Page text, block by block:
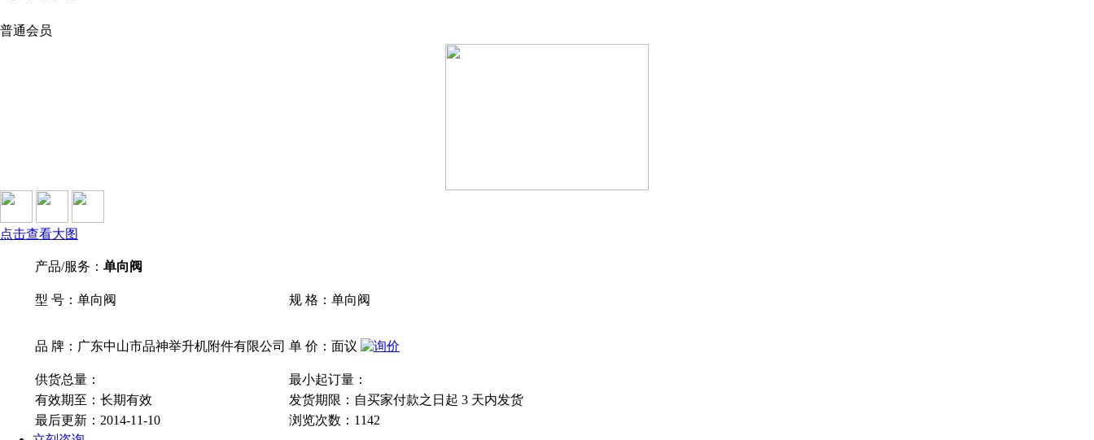
普通会员
点击查看大图
产品/服务： 单向阀
型 号：单向阀 规 格：单向阀
品 牌：广东中山市品神举升机附件有限公司 单 价：面议
供货总量：
最小起订量：
有效期至：长期有效
发货期限：自买家付款之日起 3 天内发货
最后更新：2014-11-10
浏览次数： 1142